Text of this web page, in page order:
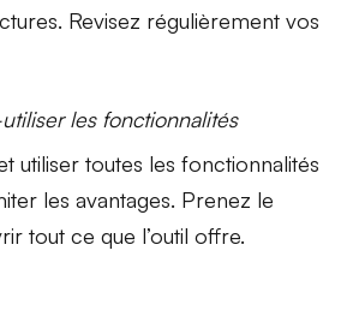
Revisez régulièrement vos
les fonctionnalités
utiliser toutes lesfonctionnalités
les avantages. Prenez le
tout ce que l’outil offre.